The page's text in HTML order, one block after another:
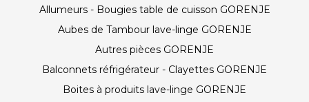
Allumeurs - Bougies table de cuisson GORENJE
Aubes de Tambour lave-linge GORENJE
Autres pièces GORENJE
Balconnets réfrigérateur - Clayettes GORENJE
Boites à produits lave-linge GORENJE